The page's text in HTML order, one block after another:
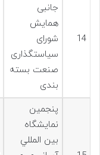
14
جانبی
همایش
شورای
سیاستگذاری
صنعت بسته
بندی
پنجمين
نمايشگاه
بين المللي